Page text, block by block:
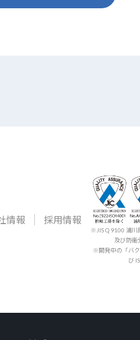
情報 採用情報
※JIS Q 9100 浦川
及び防衛
※開発中の「バク
び